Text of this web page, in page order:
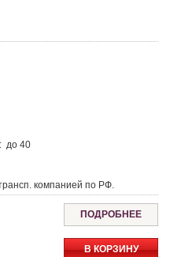
до 40
компанией по РФ.
ПОДРОБНЕЕ
В КОРЗИНУ